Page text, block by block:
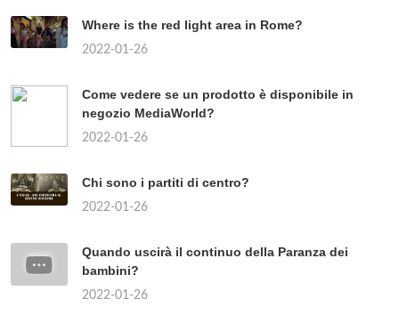
Where is the red light area in Rome?
2022-01-26
Come vedere se un prodotto è disponibile in
negozio MediaWorld?
2022-01-26
Chi sono i partiti di centro?
2022-01-26
Quando uscirà il continuo della Paranza dei
bambini?
2022-01-26